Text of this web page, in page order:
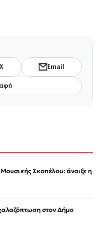
X Email
Σκοπέλου: άνοιξε η
στον Δήμο